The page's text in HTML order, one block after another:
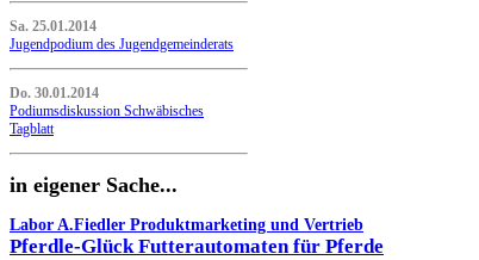
Sa. 25.01.2014
Jugendpodium des Jugendgemeinderats
Do. 30.01.2014
Podiumsdiskussion Schwäbisches
Tagblatt
in eigener Sache...
Labor A.Fiedler Produktmarketing und Vertrieb
Pferdle-Glück Futterautomaten für Pferde